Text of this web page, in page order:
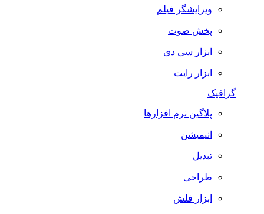
ویرایشگر فیلم
پخش صوت
ابزار سی دی
ابزار رایت
گرافیک
پلاگین نرم افزارها
انیمیشن
تبدیل
طراحی
ابزار فلش